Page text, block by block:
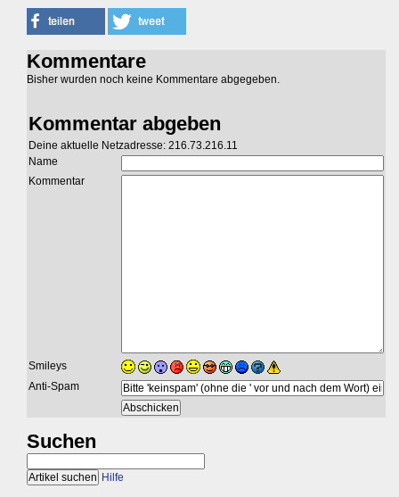
Kommentare
Bisher wurden noch keine Kommentare abgegeben.
Kommentar abgeben
Deine aktuelle Netzadresse: 216.73.216.11
Name
Kommentar
Smileys
Anti-Spam
Suchen
Hilfe